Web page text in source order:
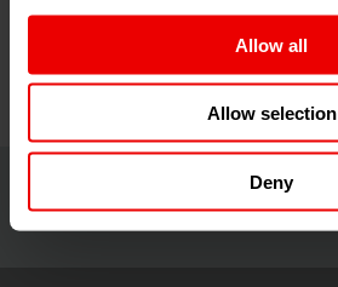
Allow all
Allow selection
Deny
gesamten Branche.